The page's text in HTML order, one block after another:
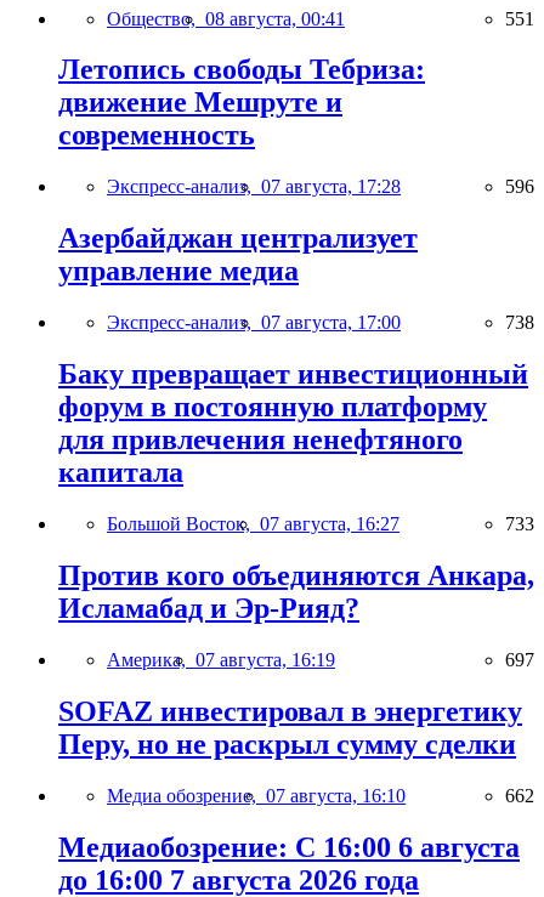
Общество, 08 августа, 00:41 551
Летопись свободы Тебриза:
движение Мешруте и
современность
Экспресс-анализ, 07 августа, 17:28 596
Азербайджан централизует
управление медиа
Экспресс-анализ, 07 августа, 17:00 738
Баку превращает инвестиционный
форум в постоянную платформу
для привлечения ненефтяного
капитала
Большой Восток, 07 августа, 16:27 733
Против кого объединяются Анкара,
Исламабад и Эр-Рияд?
Америка, 07 августа, 16:19 697
SOFAZ инвестировал в энергетику
Перу, но не раскрыл сумму сделки
Медиа обозрение, 07 августа, 16:10 662
Медиаобозрение: С 16:00 6 августа
до 16:00 7 августа 2026 года